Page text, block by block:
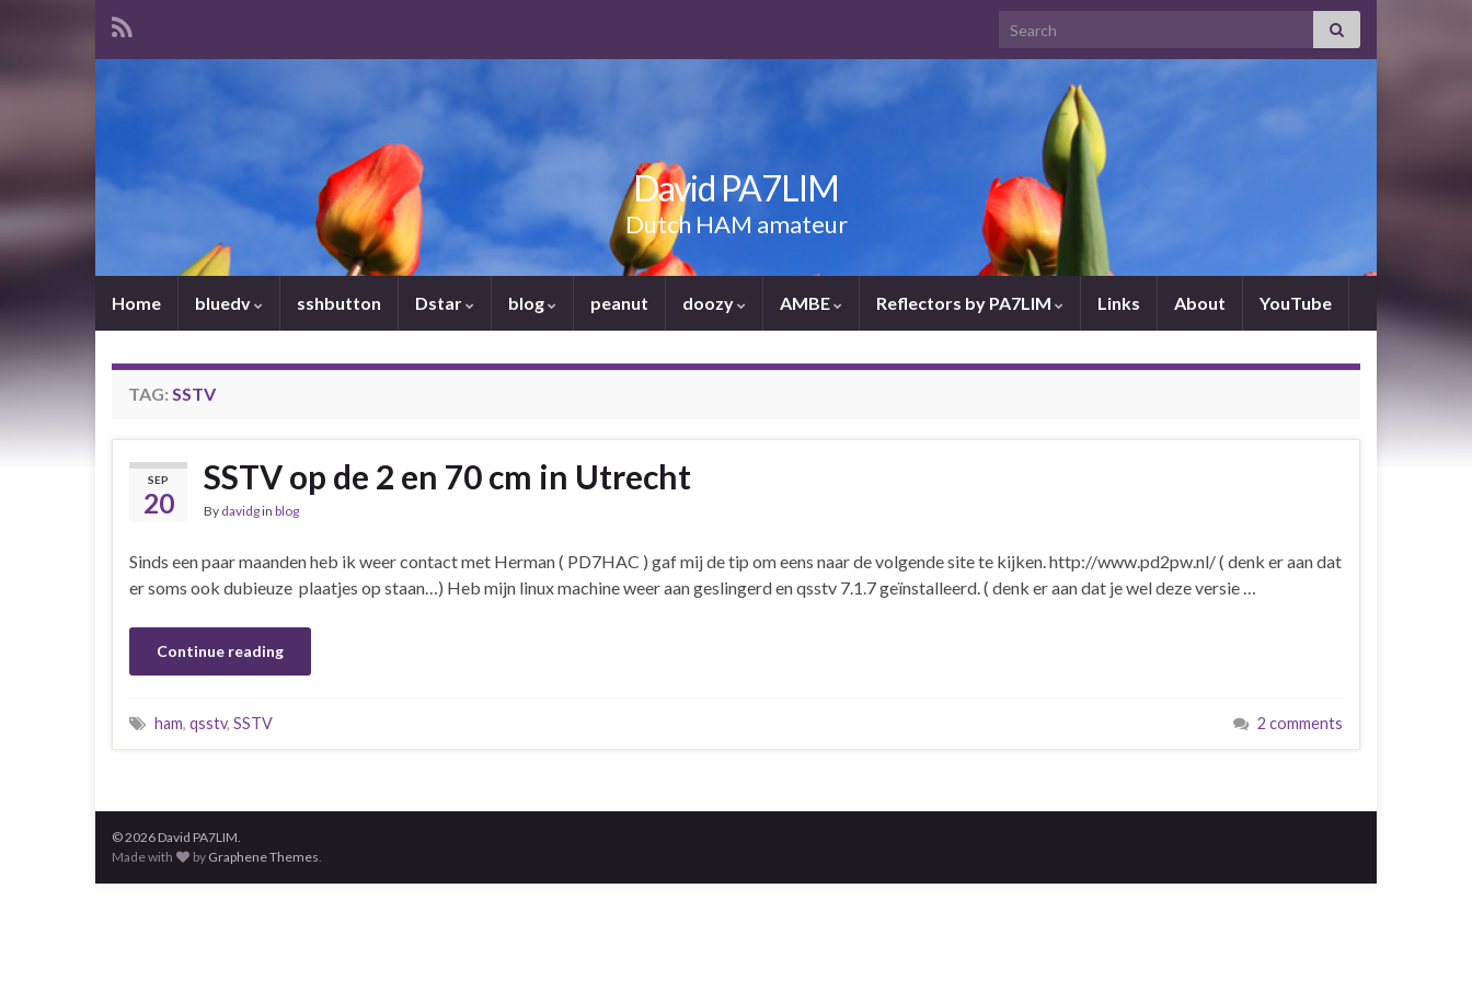
Search for:
David PA7LIM
Dutch HAM amateur
Home bluedv sshbutton Dstar blog peanut doozy AMBE Reflectors by PA7LIM Links About YouTube
TAG: SSTV
SEP
20
SSTV op de 2 en 70 cm in Utrecht
By davidgin blog
Sinds een paar maanden heb ik weer contact met Herman ( PD7HAC ) gaf mij de tip om eens naar de volgende site te kijken. http://www.pd2pw.nl/ ( denk er aan dat
er soms ook dubieuze plaatjes op staan…) Heb mijn linux machine weer aan geslingerd en qsstv 7.1.7 geïnstalleerd. ( denk er aan dat je wel deze versie …
Continue reading
ham, qsstv, SSTV 2 comments
© 2026 David PA7LIM.
Made with
by Graphene Themes.